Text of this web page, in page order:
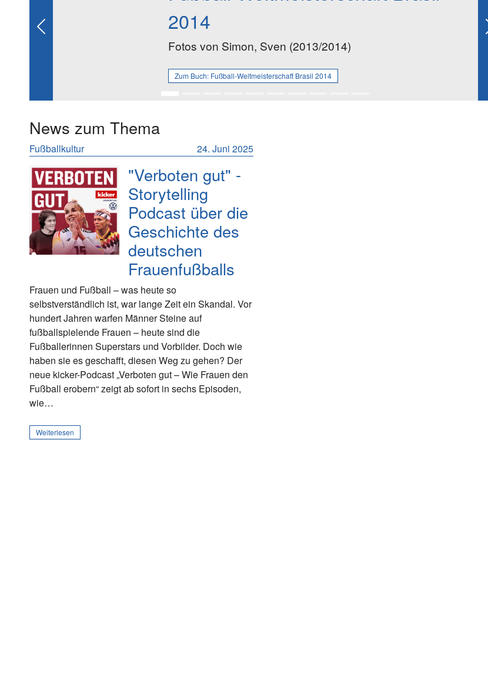
2014
Fotos von Simon, Sven (2013/2014)
Zum Buch: Fußball-Weltmeisterschaft Brasil 2014
Previous
News zum Thema
24. Juni 2025
Fußballkultur
"Verboten gut" -
Storytelling
Podcast über die
Geschichte des
deutschen
Frauenfußballs
Frauen und Fußball – was heute so
selbstverständlich ist, war lange Zeit ein Skandal. Vor
hundert Jahren warfen Männer Steine auf
fußballspielende Frauen – heute sind die
Fußballerinnen Superstars und Vorbilder. Doch wie
haben sie es geschafft, diesen Weg zu gehen? Der
neue kicker-Podcast „Verboten gut – Wie Frauen den
Fußball erobern“ zeigt ab sofort in sechs Episoden,
wie…
Weiterlesen